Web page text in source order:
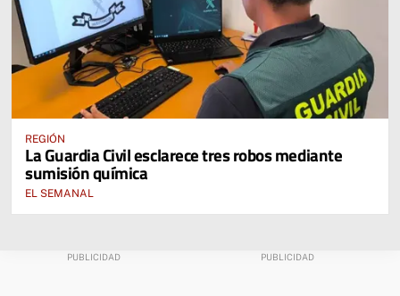
REGIÓN
La Guardia Civil esclarece tres robos mediante
sumisión química
EL SEMANAL